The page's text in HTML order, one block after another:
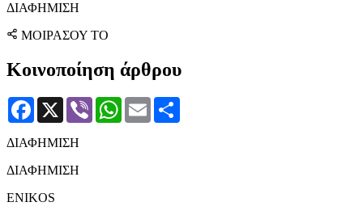
ΔΙΑΦΗΜΙΣΗ
ΜΟΙΡΑΣΟΥ ΤΟ
Κοινοποίηση άρθρου
Facebook
X Viber WhatsApp
Email
ΔΙΑΦΗΜΙΣΗ
ΔΙΑΦΗΜΙΣΗ
ENIKOS